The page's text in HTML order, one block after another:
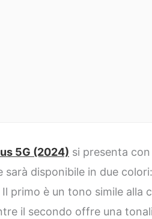
5G (2024) si presenta
sarà disponibile in due
Il primo è un tono simile alla
il secondo offre una